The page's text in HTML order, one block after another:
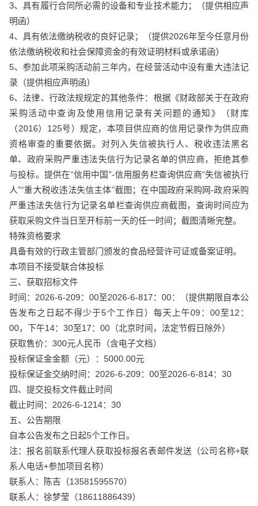
3、具有履行合同所必需的设备和专业技术能力；（提供相应声
明函）
4、具有依法缴纳税收的良好记录；（提供2026年至今任意月份
依法缴纳税收和社会保障资金的有效证明材料或承诺函）
5、参加此项采购活动前三年内，在经营活动中没有重大违法记
录（提供相应声明函）
6、法律、行政法规规定的其他条件：根据《财政部关于在政府
采购活动中查询及使用信用记录有关问题的通知》（财库
（2016）125号）规定，本项目供应商的信用记录作为供应商
资格审查的重要依据。对列入失信被执行人、税收违法黑名
单、政府采购严重违法失信行为记录名单的供应商，拒绝其参
与投标。提供在“信用中国”-信用服务栏查询供应商“失信被执行
人”“重大税收违法失信主体”截图；在中国政府采购网-政府采购
严重违法失信行为记录名单栏查询供应商截图，查询时间应为
获取采购文件当日至开标前一天的任一时间；截图清晰完整。
特殊资格要求
具备有效的行政主管部门颁发的食品经营许可证或备案证明。
本项目不接受联合体投标
三、获取招标文件
时间：2026-6-209：00至2026-6-817：00：（提供期限自本公
告发布之日起不得少于5个工作日）每天上午09：00至12：
00，下午14：30至17：00（北京时间，法定节假日除外）
获取售价：300元人民币（含电子文档）
投标保证金金额（元）：5000.00元
投标保证金交纳时间：2026-6-209：00至2026-6-814：30
四、提交投标文件截止时间
截止时间：2026-6-1214：30
五、公告期限
自本公告发布之日起5个工作日。
注：报名前联系代理人获取投标报名表邮件发送（公司名称+联
系人电话+参加项目名称）
联系人：陈吉（13581595570）
联系人：徐梦莹（18611886439）